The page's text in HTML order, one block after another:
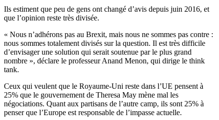
Ils estiment que peu de gens ont changé d’avis depuis juin 2016, et
que l’opinion reste très divisée.
« Nous n’adhérons pas au Brexit, mais nous ne sommes pas contre :
nous sommes totalement divisés sur la question. Il est très difficile
d’envisager une solution qui serait soutenue par le plus grand
nombre », déclare le professeur Anand Menon, qui dirige le think
tank.
Ceux qui veulent que le Royaume-Uni reste dans l’UE pensent à
25% que le gouvernement de Theresa May mène mal les
négociations. Quant aux partisans de l’autre camp, ils sont 25% à
penser que l’Europe est responsable de l’impasse actuelle.